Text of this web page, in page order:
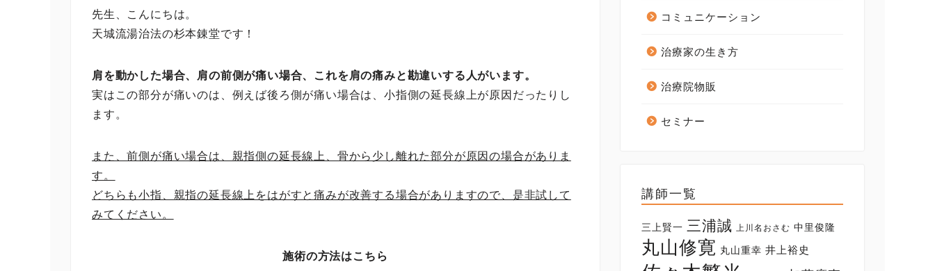
先生、こんにちは。
天城流湯治法の杉本錬堂です！
肩を動かした場合、肩の前側が痛い場合、これを肩の痛みと勘違いする人がいます。
実はこの部分が痛いのは、例えば後ろ側が痛い場合は、小指側の延長線上が原因だったりし
ます。
また、前側が痛い場合は、親指側の延長線上、骨から少し離れた部分が原因の場合がありま
す。
どちらも小指、親指の延長線上をはがすと痛みが改善する場合がありますので、是非試して
みてください。
施術の方法はこちら
コミュニケーション
治療家の生き方
治療院物販
セミナー
講師一覧
三上賢一 三浦誠 上川名おさむ 中里俊隆
丸山修寛 丸山重幸 井上裕史